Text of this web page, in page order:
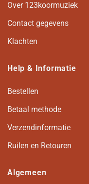
Over 123koormuziek
Contact gegevens
Klachten
Help & Informatie
Bestellen
Betaal methode
Verzendinformatie
Ruilen en Retouren
Algemeen